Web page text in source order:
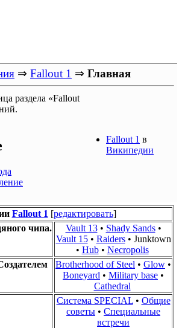
⇒ Fallout 1 ⇒ Главная
раздела «Fallout
Fallout 1 в
Википедии
Fallout 1 [редактировать]
чипа.
Vault 13• Shady Sands•
Vault 15• Raiders• Junktown
• Hub• Necropolis
Brotherhood of Steel • Glow •
Boneyard • Military base •
Cathedral
Система SPECIAL• Общие
советы • Специальные
встречи